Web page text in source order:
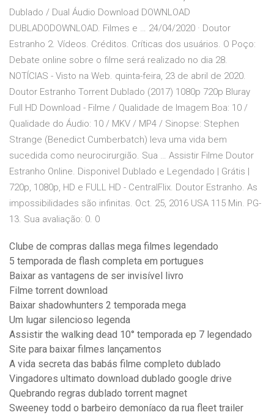
Dublado / Dual Áudio Download DOWNLOAD
DUBLADODOWNLOAD. Filmes e … 24/04/2020 · Doutor
Estranho 2. Vídeos. Créditos. Críticas dos usuários. O Poço:
Debate online sobre o filme será realizado no dia 28.
NOTÍCIAS - Visto na Web. quinta-feira, 23 de abril de 2020.
Doutor Estranho Torrent Dublado (2017) 1080p 720p Bluray
Full HD Download - Filme / Qualidade de Imagem Boa: 10 /
Qualidade do Áudio: 10 / MKV / MP4 / Sinopse: Stephen
Strange (Benedict Cumberbatch) leva uma vida bem
sucedida como neurocirurgião. Sua … Assistir Filme Doutor
Estranho Online. Disponivel Dublado e Legendado | Grátis |
720p, 1080p, HD e FULL HD - CentralFlix. Doutor Estranho. As
impossibilidades são infinitas. Oct. 25, 2016 USA 115 Min. PG-
13. Sua avaliação: 0. 0
Clube de compras dallas mega filmes legendado
5 temporada de flash completa em portugues
Baixar as vantagens de ser invisível livro
Filme torrent download
Baixar shadowhunters 2 temporada mega
Um lugar silencioso legenda
Assistir the walking dead 10° temporada ep 7 legendado
Site para baixar filmes lançamentos
A vida secreta das babás filme completo dublado
Vingadores ultimato download dublado google drive
Quebrando regras dublado torrent magnet
Sweeney todd o barbeiro demoníaco da rua fleet trailer